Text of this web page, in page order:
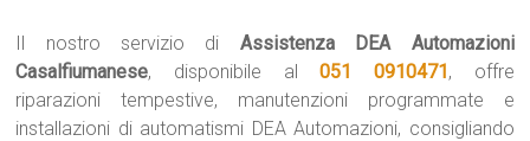
Il nostro servizio di Assistenza DEA Automazioni
Casalfiumanese, disponibile al051 0910471, offre
riparazioni tempestive, manutenzioni programmate e
installazioni di automatismi DEA Automazioni, consigliando